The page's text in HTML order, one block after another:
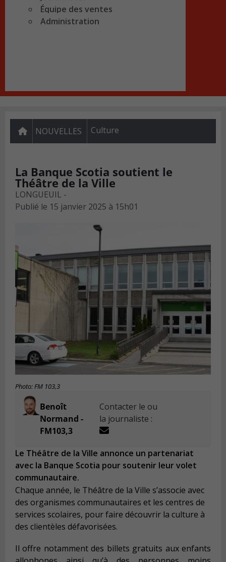
Équipe des ventes
Administration
NOUVELLES Culture
La Banque Scotia soutient le
Théâtre de la Ville
LONGUEUIL -
Publié le 15 janvier 2025 à 15h01
Photo: FM 103,3
Benoît
Normand -
FM103,3
Contacter le ou
la journaliste :
Le Théâtre de la Ville annonce un partenariat
avec la Banque Scotia pour soutenir leur volet
communautaire.
Chaque année, le Théâtre de la Ville s’associe avec
des organismes communautaires et les centres de
services scolaires, pour faire découvrir la culture à
des clientèles défavorisées.
Il offre notamment des billets gratuits aux enfants